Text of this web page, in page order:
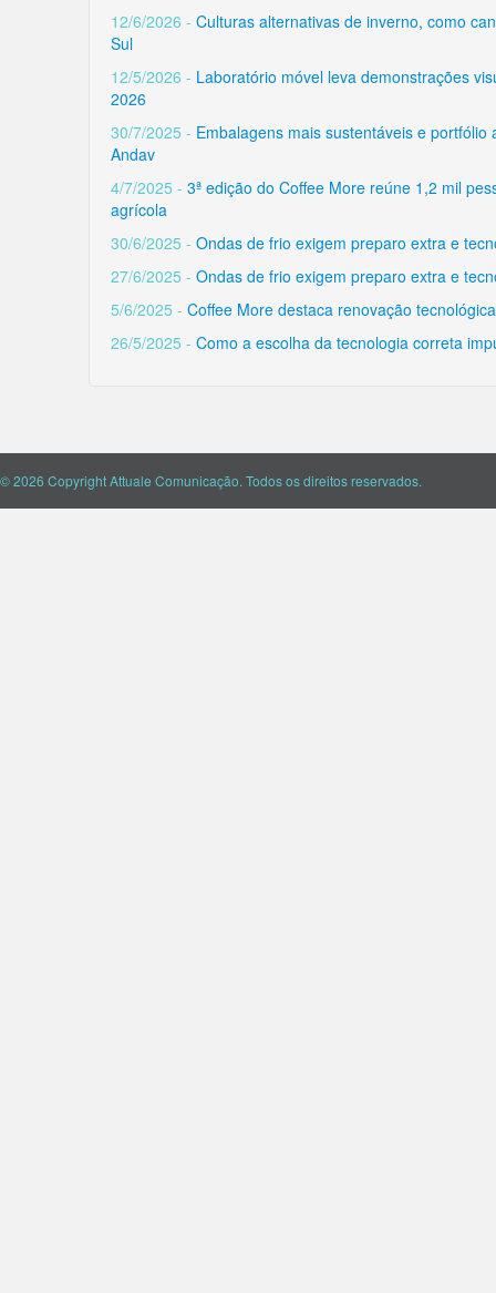
12/6/2026 - Culturas alternativas de inverno, como
Sul
12/5/2026 - Laboratório móvel leva demonstrações
2026
30/7/2025 - Embalagens mais sustentáveis e
Andav
4/7/2025 - 3ª edição do Coffee More reúne 1,2 mil
agrícola
30/6/2025 - Ondas de frio exigem preparo extra e
27/6/2025 - Ondas de frio exigem preparo extra e
5/6/2025 - Coffee More destaca renovação
26/5/2025 - Como a escolha da tecnologia correta
© 2026 Copyright Attuale Comunicação. Todos os direitos reservados.